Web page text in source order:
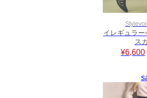
イレギュラ
ス
¥6,600